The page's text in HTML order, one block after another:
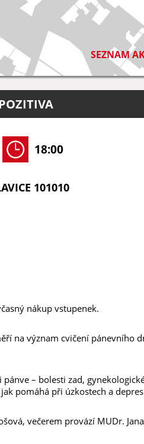
SEZNAM
18:00
101010
nákup vstupenek.
na význam cvičení pánevního
– bolesti zad,
pomáhá při úzkostech a
večerem provází MUDr.